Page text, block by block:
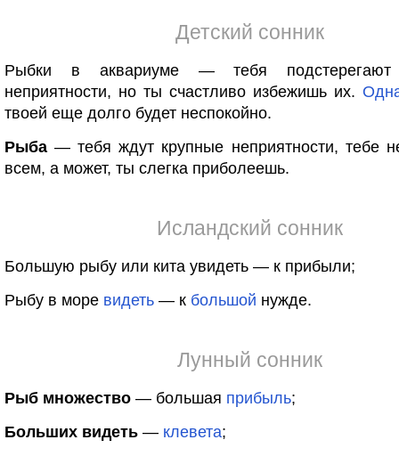
Детский сонник
Рыбки в аквариуме — тебя подстерегают
неприятности, но ты счастливо избежишь их.
твоей еще долго будет неспокойно.
Рыба — тебя ждут крупные неприятности, тебе
всем, а может, ты слегка приболеешь.
Исландский сонник
Большую рыбу или кита увидеть — к прибыли;
Рыбу в море видеть — к большой нужде.
Лунный сонник
Рыб множество — большая прибыль;
Больших видеть — клевета;